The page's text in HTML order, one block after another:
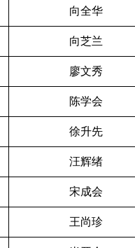
向全华
向芝兰
廖文秀
陈学会
徐升先
汪辉绪
宋成会
王尚珍